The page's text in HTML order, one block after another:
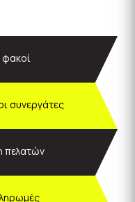
φακοί
συνεργάτες
πελατών